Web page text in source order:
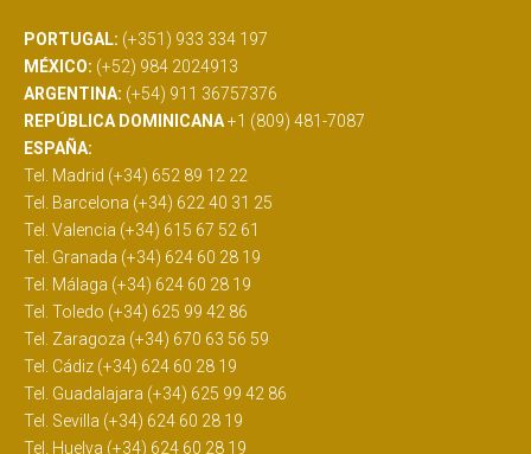
PORTUGAL: (+351) 933 334 197
MÉXICO: (+52) 984 2024913
ARGENTINA: (+54) 911 36757376
REPÚBLICA DOMINICANA+1 (809) 481-7087
ESPAÑA:
Tel. Madrid (+34) 652 89 12 22
Tel. Barcelona (+34) 622 40 31 25
Tel. Valencia (+34) 615 67 52 61
Tel. Granada (+34) 624 60 28 19
Tel. Málaga (+34) 624 60 28 19
Tel. Toledo (+34) 625 99 42 86
Tel. Zaragoza (+34) 670 63 56 59
Tel. Cádiz (+34) 624 60 28 19
Tel. Guadalajara (+34) 625 99 42 86
Tel. Sevilla (+34) 624 60 28 19
Tel. Huelva (+34) 624 60 28 19